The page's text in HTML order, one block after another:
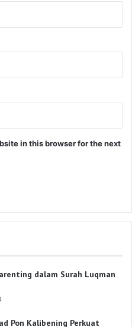
in this browser for the next
dalam Surah Luqman
Pon Kalibening Perkuat